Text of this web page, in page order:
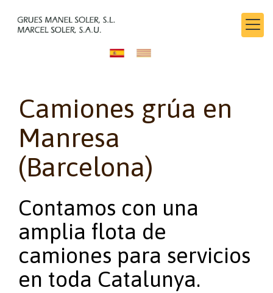
Camiones grúa en
Manresa
(Barcelona)
Contamos con una
amplia flota de
camiones para servicios
en toda Catalunya.